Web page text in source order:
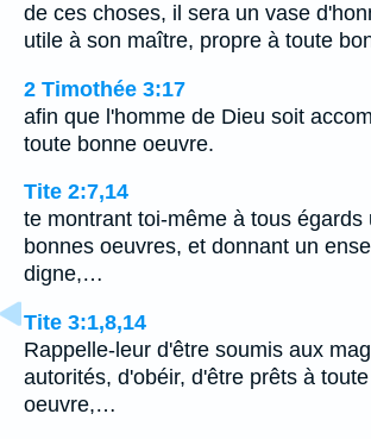
de ces choses, il sera un vase
utile à son maître, propre à toute
2 Timothée 3:17
afin que l'homme de Dieu soit
toute bonne oeuvre.
Tite 2:7,14
te montrant toi-même à tous égards
bonnes oeuvres, et donnant un
digne,…
Tite 3:1,8,14
Rappelle-leur d'être soumis aux
autorités, d'obéir, d'être prêts à
oeuvre,…